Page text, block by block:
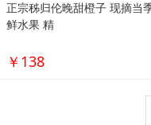
正宗秭归伦晚甜橙子 现摘当
鲜水果 精
￥138